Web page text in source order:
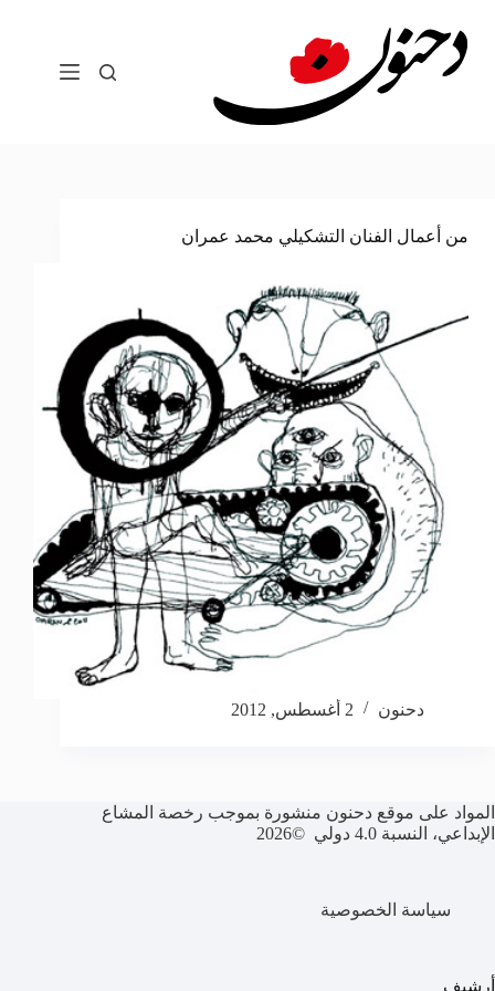
المحتوى
من أعمال الفنان التشكيلي محمد عمران
دحنون 2 أغسطس, 2012
المواد على موقع دحنون منشورة بموجب رخصة المشاع
الإبداعي، النسبة 4.0 دولي ©2026
سياسة الخصوصية
أرشيف